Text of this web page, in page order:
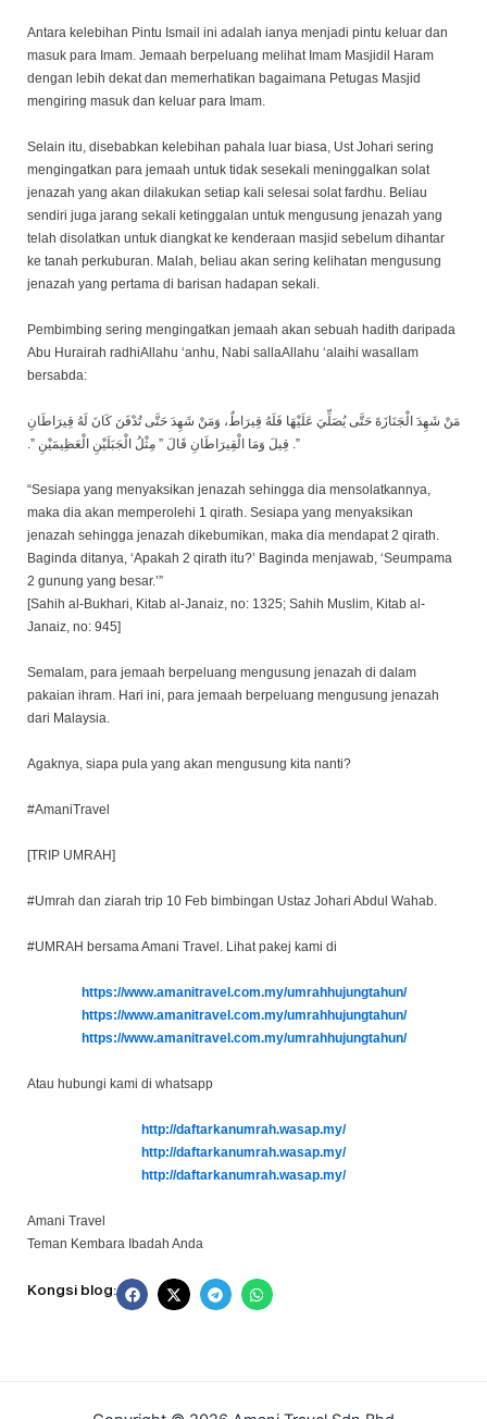
Antara kelebihan Pintu Ismail ini adalah ianya menjadi pintu keluar dan
masuk para Imam. Jemaah berpeluang melihat Imam Masjidil Haram
dengan lebih dekat dan memerhatikan bagaimana Petugas Masjid
mengiring masuk dan keluar para Imam.
Selain itu, disebabkan kelebihan pahala luar biasa, Ust Johari sering
mengingatkan para jemaah untuk tidak sesekali meninggalkan solat
jenazah yang akan dilakukan setiap kali selesai solat fardhu. Beliau
sendiri juga jarang sekali ketinggalan untuk mengusung jenazah yang
telah disolatkan untuk diangkat ke kenderaan masjid sebelum dihantar
ke tanah perkuburan. Malah, beliau akan sering kelihatan mengusung
jenazah yang pertama di barisan hadapan sekali.
Pembimbing sering mengingatkan jemaah akan sebuah hadith daripada
Abu Hurairah radhiAllahu ‘anhu, Nabi sallaAllahu ‘alaihi wasallam
bersabda:
مَنْ شَهِدَ الْجَنَازَةَ حَتَّى يُصَلِّيَ عَلَيْهَا فَلَهُ قِيرَاطٌ، وَمَنْ شَهِدَ حَتَّى تُدْفَنَ كَانَ لَهُ قِيرَاطَانِ
‏”‏‏.‏ قِيلَ وَمَا الْقِيرَاطَانِ قَالَ ‏”‏ مِثْلُ الْجَبَلَيْنِ الْعَظِيمَيْنِ ‏”‏‏.‏
“Sesiapa yang menyaksikan jenazah sehingga dia mensolatkannya,
maka dia akan memperolehi 1 qirath. Sesiapa yang menyaksikan
jenazah sehingga jenazah dikebumikan, maka dia mendapat 2 qirath.
Baginda ditanya, ‘Apakah 2 qirath itu?’ Baginda menjawab, ‘Seumpama
2 gunung yang besar.’”
[Sahih al-Bukhari, Kitab al-Janaiz, no: 1325; Sahih Muslim, Kitab al-
Janaiz, no: 945]
Semalam, para jemaah berpeluang mengusung jenazah di dalam
pakaian ihram. Hari ini, para jemaah berpeluang mengusung jenazah
dari Malaysia.
Agaknya, siapa pula yang akan mengusung kita nanti?
#AmaniTravel
[TRIP UMRAH]
#Umrah dan ziarah trip 10 Feb bimbingan Ustaz Johari Abdul Wahab.
#UMRAH bersama Amani Travel. Lihat pakej kami di
https://www.amanitravel.com.my/umrahhujungtahun/
https://www.amanitravel.com.my/umrahhujungtahun/
https://www.amanitravel.com.my/umrahhujungtahun/
Atau hubungi kami di whatsapp
http://daftarkanumrah.wasap.my/
http://daftarkanumrah.wasap.my/
http://daftarkanumrah.wasap.my/
Amani Travel
Teman Kembara Ibadah Anda
Kongsi blog: